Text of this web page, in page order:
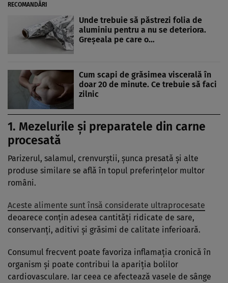
RECOMANDĂRI
Unde trebuie să păstrezi folia de
aluminiu pentru a nu se deteriora.
Greșeala pe care o…
Cum scapi de grăsimea viscerală în
doar 20 de minute. Ce trebuie să faci
zilnic
1. Mezelurile și preparatele din carne
procesată
Parizerul, salamul, crenvurștii, șunca presată și alte
produse similare se află în topul preferințelor multor
români.
Aceste alimente sunt însă considerate ultraprocesate
deoarece conțin adesea cantități ridicate de sare,
conservanți, aditivi și grăsimi de calitate inferioară.
Consumul frecvent poate favoriza inflamația cronică în
organism și poate contribui la apariția bolilor
cardiovasculare. Iar ceea ce afectează vasele de sânge